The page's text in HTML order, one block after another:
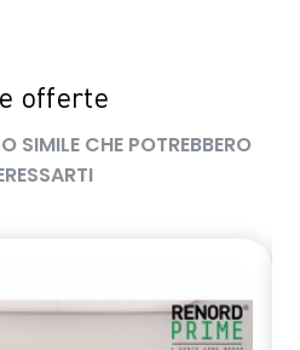
offerte
SIMILE CHE POTREBBERO